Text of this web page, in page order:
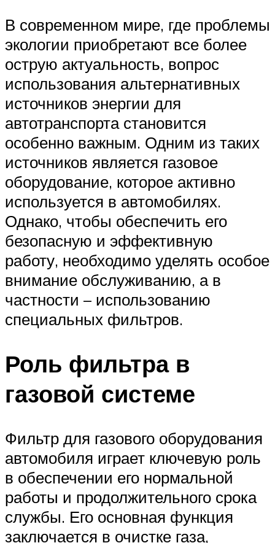
В современном мире, где проблемы
экологии приобретают все более
острую актуальность, вопрос
использования альтернативных
источников энергии для
автотранспорта становится
особенно важным. Одним из таких
источников является газовое
оборудование, которое активно
используется в автомобилях.
Однако, чтобы обеспечить его
безопасную и эффективную
работу, необходимо уделять особое
внимание обслуживанию, а в
частности – использованию
специальных фильтров.
Роль фильтра в
газовой системе
Фильтр для газового оборудования
автомобиля играет ключевую роль
в обеспечении его нормальной
работы и продолжительного срока
службы. Его основная функция
заключается в очистке газа,